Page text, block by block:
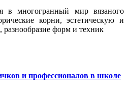
в многогранный мир вязаного
корни, эстетическую и
форм и техник
и профессионалов в школе